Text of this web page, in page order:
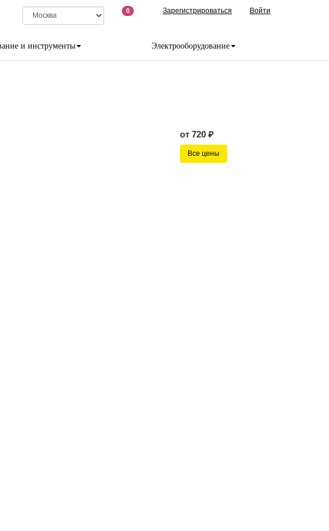
0 Зарегистрироваться Войти
и инструменты Электрооборудование
от 720 ₽
Все цены